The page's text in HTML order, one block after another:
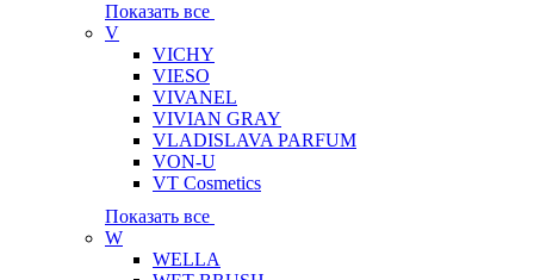
Показать все
V
VICHY
VIESO
VIVANEL
VIVIAN GRAY
VLADISLAVA PARFUM
VON-U
VT Cosmetics
Показать все
W
WELLA